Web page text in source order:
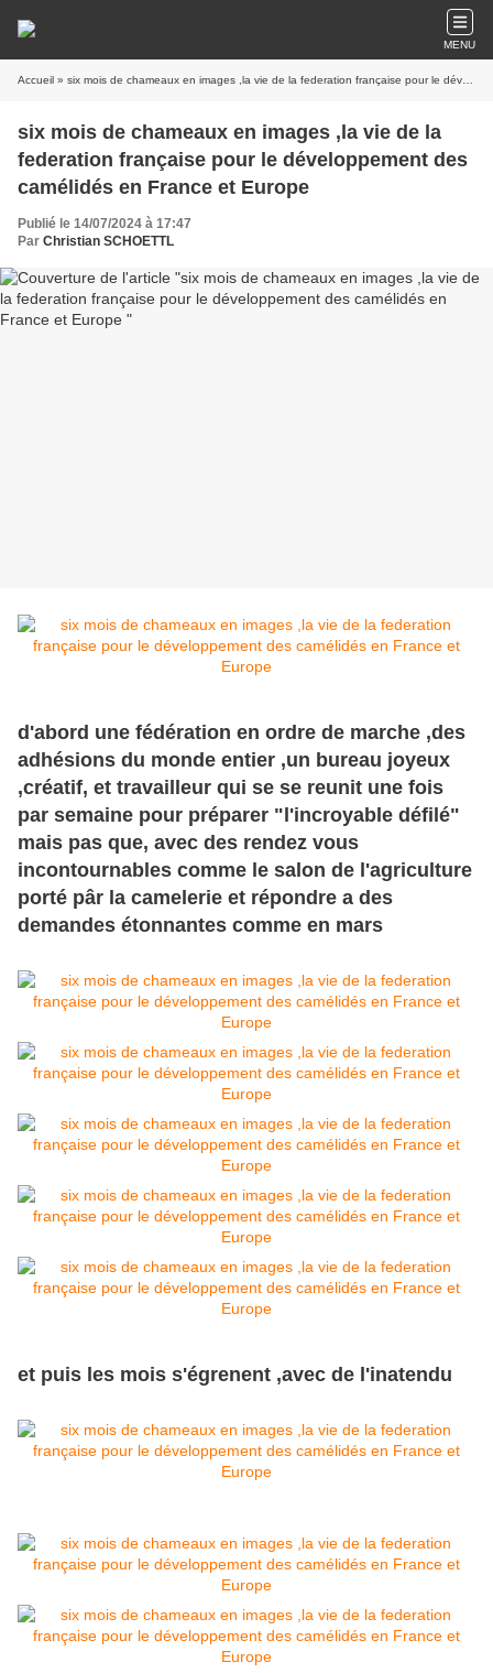
MENU
Accueil » six mois de chameaux en images ,la vie de la federation française pour le développement des camélidés en France et Europe
six mois de chameaux en images ,la vie de la
federation française pour le développement des
camélidés en France et Europe
Publié le 14/07/2024 à 17:47
Par Christian SCHOETTL
d'abord une fédération en ordre de marche ,des
adhésions du monde entier ,un bureau joyeux
,créatif, et travailleur qui se se reunit une fois
par semaine pour préparer "l'incroyable défilé"
mais pas que, avec des rendez vous
incontournables comme le salon de l'agriculture
porté pâr la camelerie et répondre a des
demandes étonnantes comme en mars
et puis les mois s'égrenent ,avec de l'inatendu